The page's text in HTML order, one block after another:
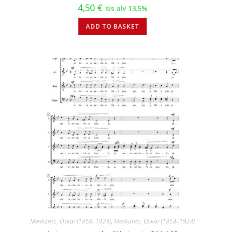
4,50 € sis alv 13,5%
ADD TO BASKET
Merikanto, Oskar (1868–1924), Merikanto, Oskar (1868–1924)